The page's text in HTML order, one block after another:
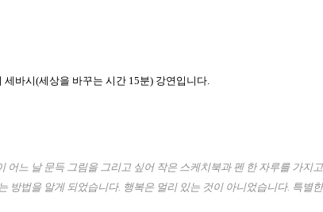
세바시(세상을 바꾸는 시간 15분) 강연입니다.
어느 날 문득 그림을 그리고 싶어 작은 스케치북과 펜 한 자루를 가지
방법을 알게 되었습니다. 행복은 멀리 있는 것이 아니었습니다. 특별